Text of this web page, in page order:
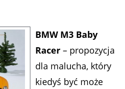
BMW M3 Baby
Racer – propozycja
dla malucha, który
kiedyś być może